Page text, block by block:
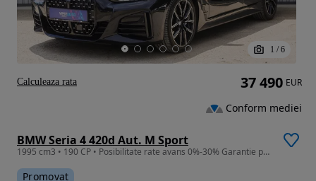
1 / 6
BMW Seria 4 420d Aut. M Sport
1995 cm3 • 190 CP • Posibilitate rate avans 0%-30% Garantie producător
Promovat
37 490 EUR
Conform mediei
Calculeaza rata